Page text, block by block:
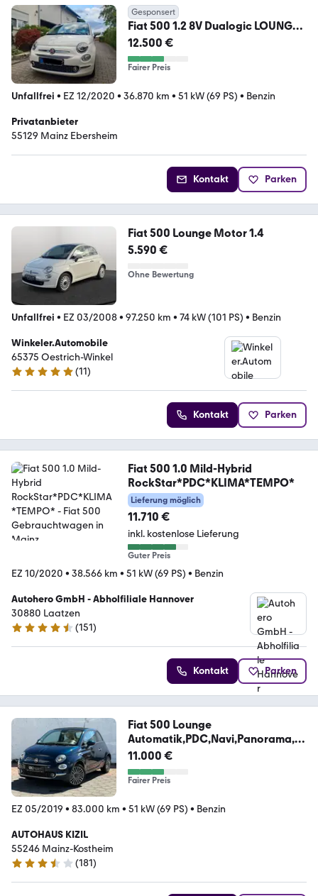
Gesponsert
Fiat 500 1.2 8V Dualogic LOUNGE
LOUNGE
12.500 €
Fairer Preis
Unfallfrei • EZ 12/2020 • 36.870 km • 51 kW (69 PS) • Benzin
Privatanbieter
55129 Mainz Ebersheim
Kontakt Parken
Fiat 500 Lounge Motor 1.4
5.590 €
Ohne Bewertung
Unfallfrei • EZ 03/2008• 97.250 km • 74 kW (101 PS) • Benzin
Winkeler.Automobile
65375 Oestrich-Winkel
4.9 Sterne
(11)
Kontakt Parken
Fiat 500 1.0 Mild-Hybrid
RockStar*PDC*KLIMA*TEMPO*
Lieferung möglich
11.710 €
inkl. kostenlose Lieferung
Guter Preis
EZ 10/2020 • 38.566 km • 51 kW (69 PS) • Benzin
Autohero GmbH - Abholfiliale Hannover
30880 Laatzen
4.7 Sterne
(151)
Kontakt Parken
Fiat 500 Lounge
Automatik,PDC,Navi,Panorama,Te
mpomat
11.000 €
Fairer Preis
EZ 05/2019 • 83.000 km • 51 kW (69 PS) • Benzin
AUTOHAUS KIZIL
55246 Mainz-Kostheim
3.6 Sterne
(181)